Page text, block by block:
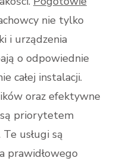
nie tylko
i urządzenia
o odpowiednie
całej instalacji.
oraz efektywne
priorytetem
usługi są
prawidłowego